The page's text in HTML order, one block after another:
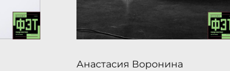
Анастасия Воронина